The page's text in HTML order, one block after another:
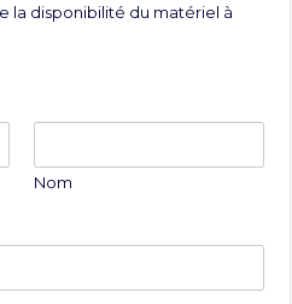
la disponibilité du matériel à
Nom